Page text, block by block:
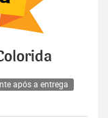
após a entrega